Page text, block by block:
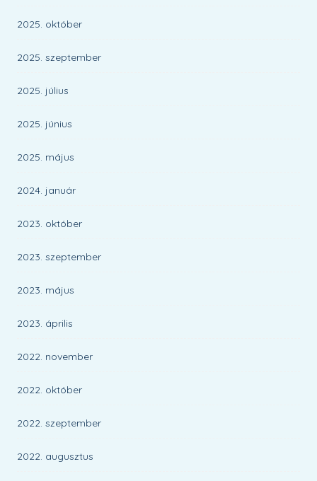
2025. október
2025. szeptember
2025. július
2025. június
2025. május
2024. január
2023. október
2023. szeptember
2023. május
2023. április
2022. november
2022. október
2022. szeptember
2022. augusztus